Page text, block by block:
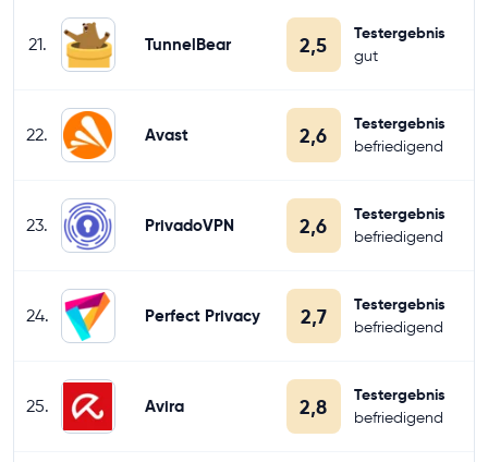
21. TunnelBear 2,5
Testergebnis
gut
22. Avast 2,6
Testergebnis
befriedigend
23. PrivadoVPN 2,6
Testergebnis
befriedigend
24. Perfect Privacy 2,7
Testergebnis
befriedigend
25. Avira 2,8
Testergebnis
befriedigend